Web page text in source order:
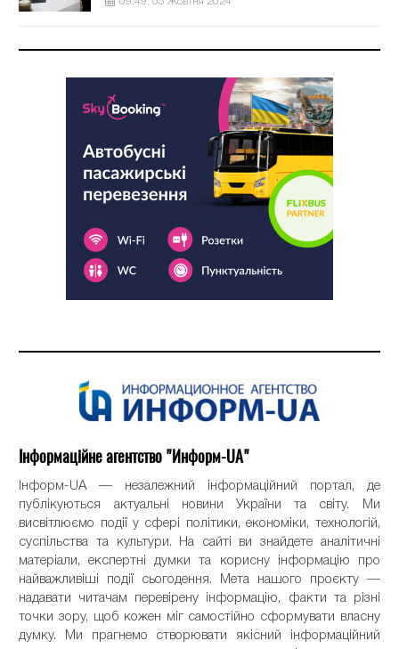
Інформаційне агентство "Информ-UA"
Інформ-UA — незалежний інформаційний портал, де
публікуються актуальні новини України та світу. Ми
висвітлюємо події у сфері політики, економіки, технологій,
суспільства та культури. На сайті ви знайдете аналітичні
матеріали, експертні думки та корисну інформацію про
найважливіші події сьогодення. Мета нашого проєкту —
надавати читачам перевірену інформацію, факти та різні
точки зору, щоб кожен міг самостійно сформувати власну
думку. Ми прагнемо створювати якісний інформаційний